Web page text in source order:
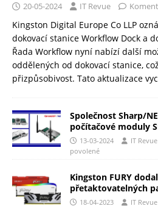
20-05-2024 IT Revue
Kingston Digital Europe Co LLP
dokovací stanice Workflow Dock a
Řada Workflow nyní nabízí další
oddělených od dokovací stanice,
přizpůsobivost. Tato aktualizace
Společnost Sharp/
počítačové moduly
13-03-2024 IT Revue
povolené
Kingston FURY
přetaktovatelných
18-04-2023 IT Revue